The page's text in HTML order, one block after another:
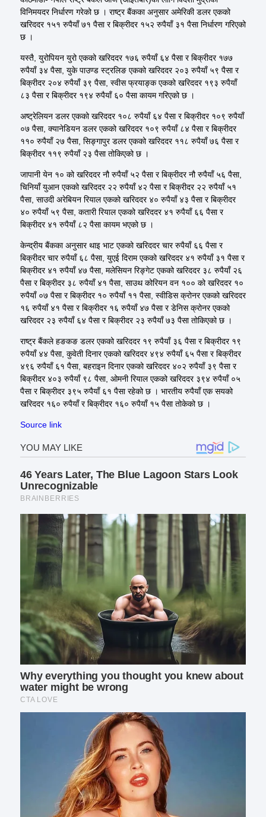
विनिमयदर निर्धारण गरेको छ । राष्ट्र बैंकका अनुसार अमेरिकी डलर एकको
खरिददर १५१ रुपैयाँ ७१ पैसा र बिक्रीदर १५२ रुपैयाँ ३१ पैसा निर्धारण गरिएको
छ ।
यस्तै, युरोपियन युरो एकको खरिददर १७६ रुपैयाँ ६४ पैसा र बिक्रीदर १७७
रुपैयाँ ३४ पैसा, युके पाउण्ड स्ट्रलिङ एकको खरिददर २०३ रुपैयाँ ५९ पैसा र
बिक्रीदर २०४ रुपैयाँ ३९ पैसा, स्वीस फ्रयाङ्क एकको खरिददर १९३ रुपैयाँ
८३ पैसा र बिक्रीदर १९४ रुपैयाँ ६० पैसा कायम गरिएको छ ।
अष्ट्रेलियन डलर एकको खरिददर १०८ रुपैयाँ ६४ पैसा र बिक्रीदर १०९ रुपैयाँ
०७ पैसा, क्यानेडियन डलर एकको खरिददर १०९ रुपैयाँ ८४ पैसा र बिक्रीदर
११० रुपैयाँ २७ पैसा, सिङ्गापुर डलर एकको खरिददर ११८ रुपैयाँ ७६ पैसा र
बिक्रीदर ११९ रुपैयाँ २३ पैसा तोकिएको छ ।
जापानी येन १० को खरिददर नौ रुपैयाँ ५२ पैसा र बिक्रीदर नौ रुपैयाँ ५६ पैसा,
चिनियाँ युआन एकको खरिददर २२ रुपैयाँ ४२ पैसा र बिक्रीदर २२ रुपैयाँ ५१
पैसा, साउदी अरेबियन रियाल एकको खरिददर ४० रुपैयाँ ४३ पैसा र बिक्रीदर
४० रुपैयाँ ५९ पैसा, कतारी रियाल एकको खरिददर ४१ रुपैयाँ ६६ पैसा र
बिक्रीदर ४१ रुपैयाँ ८२ पैसा कायम भएको छ ।
केन्द्रीय बैंकका अनुसार थाइ भाट एकको खरिददर चार रुपैयाँ ६६ पैसा र
बिक्रीदर चार रुपैयाँ ६८ पैसा, युएई दिराम एकको खरिददर ४१ रुपैयाँ ३१ पैसा र
बिक्रीदर ४१ रुपैयाँ ४७ पैसा, मलेसियन रिङ्गेट एकको खरिददर ३८ रुपैयाँ २६
पैसा र बिक्रीदर ३८ रुपैयाँ ४१ पैसा, साउथ कोरियन वन १०० को खरिददर १०
रुपैयाँ ०७ पैसा र बिक्रीदर १० रुपैयाँ ११ पैसा, स्वीडिस क्रोनर एकको खरिददर
१६ रुपैयाँ ४१ पैसा र बिक्रीदर १६ रुपैयाँ ४७ पैसा र डेनिस क्रोनर एकको
खरिददर २३ रुपैयाँ ६४ पैसा र बिक्रीदर २३ रुपैयाँ ७३ पैसा तोकिएको छ ।
राष्ट्र बैंकले हङकङ डलर एकको खरिददर १९ रुपैयाँ ३६ पैसा र बिक्रीदर १९
रुपैयाँ ४४ पैसा, कुवेती दिनार एकको खरिददर ४९४ रुपैयाँ ६५ पैसा र बिक्रीदर
४९६ रुपैयाँ ६१ पैसा, बहराइन दिनार एकको खरिददर ४०२ रुपैयाँ ३९ पैसा र
बिक्रीदर ४०३ रुपैयाँ ९८ पैसा, ओमनी रियाल एकको खरिददर ३९४ रुपैयाँ ०५
पैसा र बिक्रीदर ३९५ रुपैयाँ ६१ पैसा रहेको छ । भारतीय रुपैयाँ एक सयको
खरिददर १६० रुपैयाँ र बिक्रीदर १६० रुपैयाँ १५ पैसा तोकेको छ ।
Source link